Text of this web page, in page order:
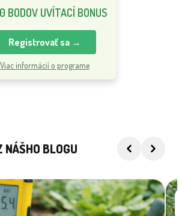
BODOV UVÍTACÍ BONUS
Registrovať sa →
Viac informácií o programe
NÁŠHO BLOGU